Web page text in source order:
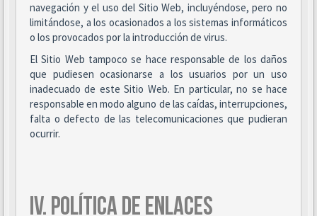
navegación y el uso del Sitio Web, incluyéndose, pero no
limitándose, a los ocasionados a los sistemas informáticos
o los provocados por la introducción de virus.
El Sitio Web tampoco se hace responsable de los daños
que pudiesen ocasionarse a los usuarios por un uso
inadecuado de este Sitio Web. En particular, no se hace
responsable en modo alguno de las caídas, interrupciones,
falta o defecto de las telecomunicaciones que pudieran
ocurrir.
IV. POLÍTICA DE ENLACES